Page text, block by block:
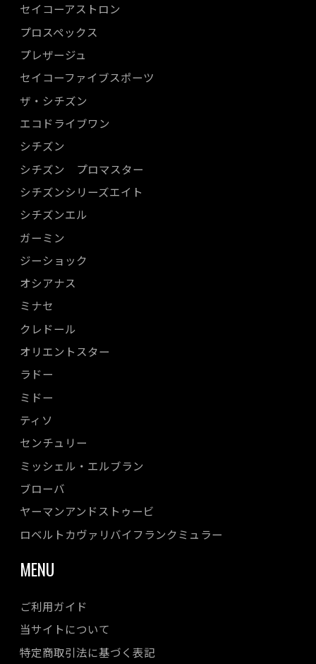
セイコーアストロン
プロスペックス
プレザージュ
セイコーファイブスポーツ
ザ・シチズン
エコドライブワン
シチズン
シチズン プロマスター
シチズンシリーズエイト
シチズンエル
ガーミン
ジーショック
オシアナス
ミナセ
クレドール
オリエントスター
ラドー
ミドー
ティソ
センチュリー
ミッシェル・エルブラン
ブローバ
ヤーマンアンドストゥービ
ロベルトカヴァリバイフランクミュラー
MENU
ご利用ガイド
当サイトについて
特定商取引法に基づく表記